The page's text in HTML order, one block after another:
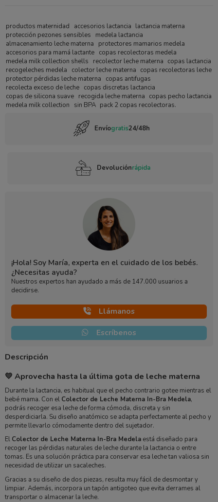
productos maternidad accesorios lactancia lactancia materna
protección pezones sensibles
medela lactancia
almacenamiento leche materna
protectores mamarios medela
accesorios para mamá lactante copas recolectoras medela
medela milk collection shells
recolector leche materna copas lactancia
recogeleches medela
colector leche materna copas recolectoras leche
protector pérdidas leche materna
copas antifugas
recolecta exceso de leche copas discretas lactancia
copas de silicona suave recogida leche materna copas pecho lactancia
medela milk collection
sin BPA pack 2 copas recolectoras.
Envíogratis24/48h
Devoluciónrápida
¡Hola! Soy María, experta en el cuidado de los bebés.
¿Necesitas ayuda?
Nuestros expertos han ayudado a más de 147.000 usuarios a
decidirse.
Llámanos
Escríbenos
Descripción
💛 Aprovecha hasta la última gota de leche materna
Durante la lactancia, es habitual que el pecho contrario gotee mientras el
bebé mama. Con el Colector de Leche Materna In-Bra Medela,
podrás recoger esa leche de forma cómoda, discreta y sin
desperdiciarla. Su diseño anatómico se adapta perfectamente al pecho y
permite llevarlo cómodamente dentro del sujetador.
El Colector de Leche Materna In-Bra Medelaestá diseñado para
recoger las pérdidas naturales de leche durante la lactancia o entre
tomas. Es una solución práctica para conservar esa leche tan valiosa sin
necesidad de utilizar un sacaleches.
Gracias a su diseño de dos piezas, resulta muy fácil de desmontar y
limpiar. Además, incorpora un tapón antigoteo que evita derrames al
transportar o almacenar la leche.